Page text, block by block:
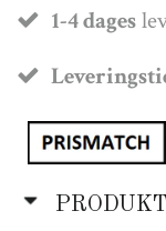
1-4 dages